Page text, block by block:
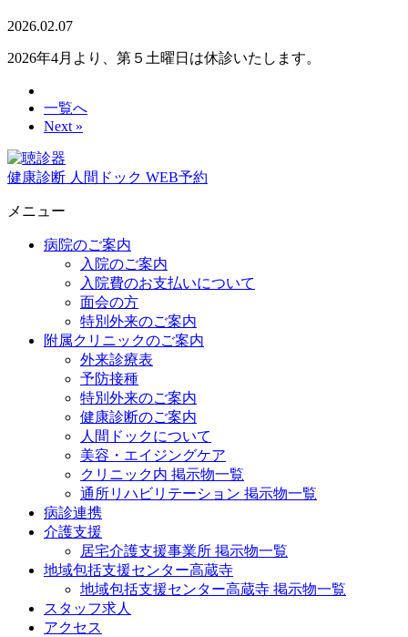
2026.02.07
2026年4月より、第５土曜日は休診いたします。
一覧へ
Next »
健康診断 人間ドック WEB予約
メニュー
病院のご案内
入院のご案内
入院費のお支払いについて
面会の方
特別外来のご案内
附属クリニックのご案内
外来診療表
予防接種
特別外来のご案内
健康診断のご案内
人間ドックについて
美容・エイジングケア
クリニック内 掲示物一覧
通所リハビリテーション 掲示物一覧
病診連携
介護支援
居宅介護支援事業所 掲示物一覧
地域包括支援センター高蔵寺
地域包括支援センター高蔵寺 掲示物一覧
スタッフ求人
アクセス